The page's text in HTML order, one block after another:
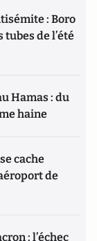
: Boro
tubes de l’été
Hamas : du
haine
cache
de
: l’échec